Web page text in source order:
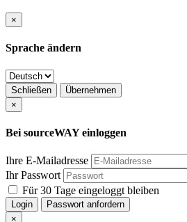
×
Sprache ändern
Schließen
Übernehmen
×
Bei sourceWAY einloggen
Ihre E-Mailadresse
Ihr Passwort
Für 30 Tage eingeloggt bleiben
Login
Passwort anfordern
×